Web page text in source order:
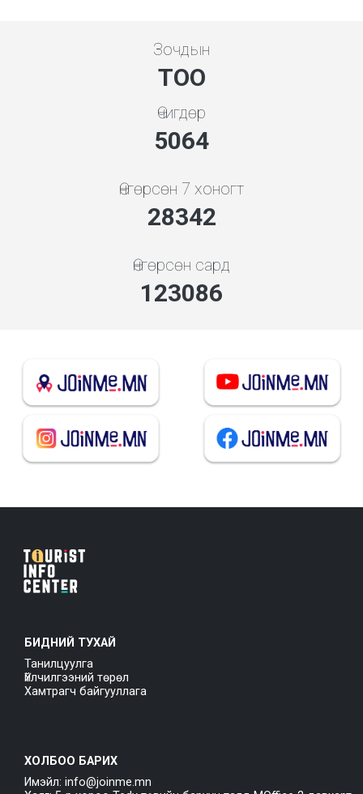
Зочдын
ТОО
Өчигдөр
5843
Өнгөрсөн 7 хоногт
32702
Өнгөрсөн сард
142022
БИДНИЙ ТУХАЙ
Танилцуулга
Үйлчилгээний төрөл
Хамтрагч байгууллага
ХОЛБОО БАРИХ
Имэйл: info@joinme.mn